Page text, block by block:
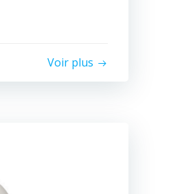
Voir plus